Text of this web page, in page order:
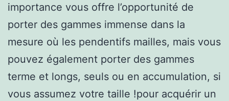
importance vous offre l’opportunité de
porter des gammes immense dans la
mesure où les pendentifs mailles, mais vous
pouvez également porter des gammes
terme et longs, seuls ou en accumulation, si
vous assumez votre taille !pour acquérir un